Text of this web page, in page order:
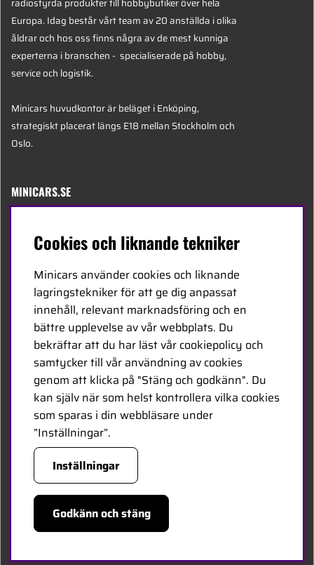
radiostyrda produkter till hobbybutiker över hela
Europa. Idag består vårt team av 20 anställda i olika
åldrar och hos oss finns några av de mest kunniga
experterna i branschen - specialiserade på hobby,
service och logistik.
Minicars huvudkontor är beläget i Enköping,
strategiskt placerat längs E18 mellan Stockholm och
Oslo.
MINICARS.SE
Bli återförsäljare
Bli leverantör
Jobba hos oss
FÖLJ OSS
Facebook
HANDLA TRYGGT
Cookies och liknande tekniker
Minicars använder cookies och liknande
lagringstekniker för att ge dig anpassat
innehåll, relevant marknadsföring och en
bättre upplevelse av vår webbplats. Du
bekräftar att du har läst vår cookiepolicy och
samtycker till vår användning av cookies
genom att klicka på "Stäng och godkänn". Du
kan själv när som helst kontrollera vilka cookies
som sparas i din webbläsare under
”Inställningar”.
Inställningar
Godkänn och stäng